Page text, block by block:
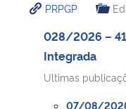
Planalto PRPGP
028/2026 –
Integrada
Ultimas
07/08/